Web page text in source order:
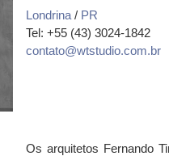
Londrina / PR
Tel: +55 (43) 3024-1842
contato@wtstudio.com.br
Os arquitetos Fernando